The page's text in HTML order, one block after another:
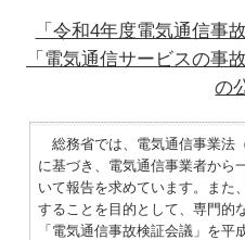
「令和4年度電気通信事
「電気通信サービスの事
の
総務省では、電気通信事業法
に基づき、電気通信事業者から
いて報告を求めています。また
することを目的として、専門的
「電気通信事故検証会議」を平